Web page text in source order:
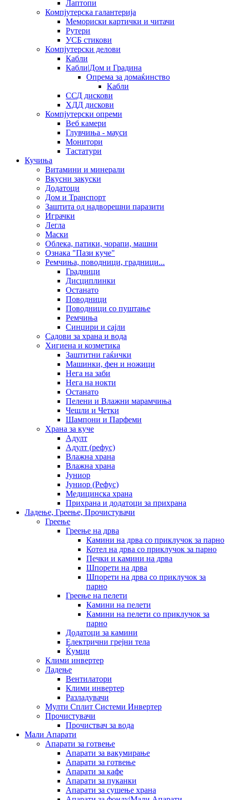
Лаптопи
Компјутерска галантерија
Мемориски картички и читачи
Рутери
УСБ стикови
Компјутерски делови
Кабли
Кабли|Дом и Градина
Опрема за домаќинство
Кабли
ССД дискови
ХДД дискови
Компјутерски опреми
Веб камери
Глувчиња - мауси
Монитори
Тастатури
Кучиња
Витамини и минерали
Вкусни закуски
Додатоци
Дом и Транспорт
Заштита од надворешни паразити
Играчки
Легла
Маски
Облека, патики, чорапи, машни
Ознака "Пази куче"
Ремчиња, поводници, градници...
Градници
Дисциплинки
Останато
Поводници
Поводници со пуштање
Ремчиња
Синџири и сајли
Садови за храна и вода
Хигиена и козметика
Заштитни гаќички
Машинки, фен и ножици
Нега на заби
Нега на нокти
Останато
Пелени и Влажни марамчиња
Чешли и Четки
Шампони и Парфеми
Храна за куче
Адулт
Адулт (рефус)
Влажна храна
Влажна храна
Јуниор
Јуниор (Рефус)
Медицинска храна
Прихрана и додатоци за прихрана
Ладење, Греење, Прочистувачи
Греење
Греење на дрва
Камини на дрва со приклучок за парно
Котел на дрва со приклучок за парно
Печки и камини на дрва
Шпорети на дрва
Шпорети на дрва со приклучок за
парно
Греење на пелети
Камини на пелети
Камини на пелети со приклучок за
парно
Додатоци за камини
Електрични грејни тела
Ќумци
Клими инвертер
Ладење
Вентилатори
Клими инвертер
Разладувачи
Мулти Сплит Системи Инвертер
Прочистувачи
Прочиствач за вода
Мали Апарати
Апарати за готвење
Апарати за вакумирање
Апарати за готвење
Апарати за кафе
Апарати за пуканки
Апарати за сушење храна